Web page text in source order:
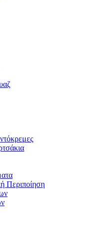
Περιποίηση